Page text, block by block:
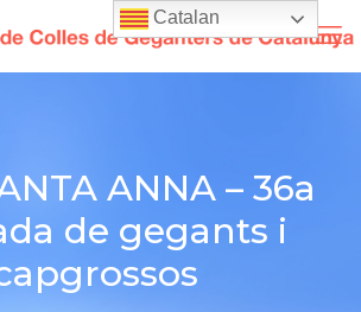
ANNA – 36a
de gegants i
Catalan